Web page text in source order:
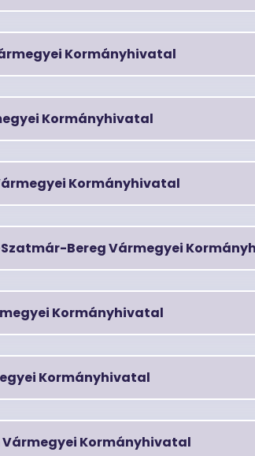
Kormányhivatal
Kormányhivatal
Kormányhivatal
Bereg Vármegyei
Kormányhivatal
Kormányhivatal
Vármegyei Kormányhivatal